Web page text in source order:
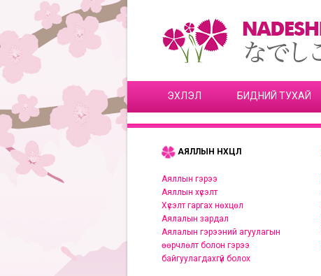
ЭХЛЭЛ БИДНИЙ ТУХАЙ
АЯЛЛЫН НӨХЦӨЛ
Аяллын гэрээ
Аяллын хүсэлт
Хүсэлт гаргах нөхцөл
Аялалын зардал
Аялалын гэрээний агуулагын
өөрчлөлт болон гэрээ
байгуулагдахгүй болох